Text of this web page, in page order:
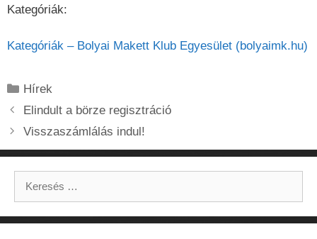
Kategóriák:
Kategóriák – Bolyai Makett Klub Egyesület (bolyaimk.hu)
Kategória
Hírek
Elindult a börze regisztráció
Visszaszámlálás indul!